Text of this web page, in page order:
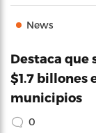
News
Destaca que
$1.7 billones
municipios
0